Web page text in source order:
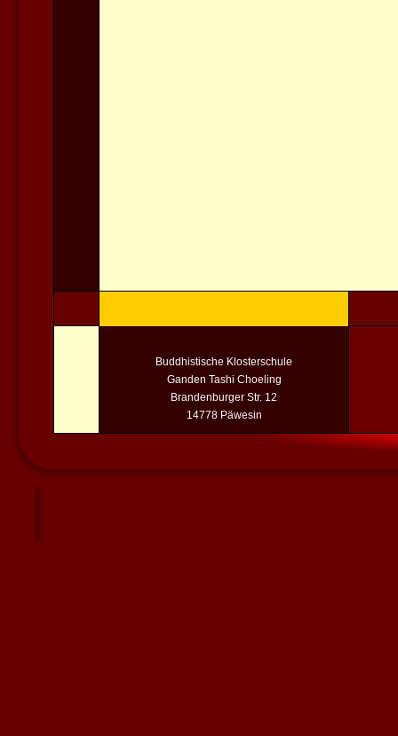
Buddhistische Klosterschule
Ganden Tashi Choeling
Brandenburger Str. 12
14778 Päwesin